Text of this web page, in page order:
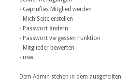
- Geprüftes Mitglied werden
- Mich Seite erstellen
- Passwort ändern
- Passwort vergessen Funktion
- Mitglieder bewerten
- usw.
Dem Admin stehen in dem ausgefeilten